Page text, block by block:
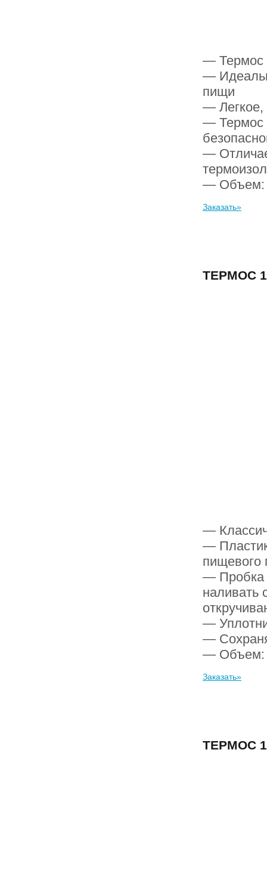
— Термос
—
пищи
— Легкое,
— Термос
—
—
Заказать»
ТЕРМОС
—
—
пищевого
— Пробка
наливать
—
—
—
Заказать»
ТЕРМОС